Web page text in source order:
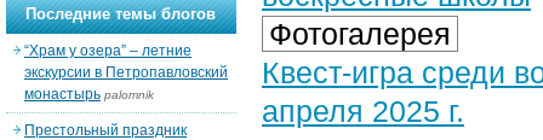
Фотогалерея
Квест-игра среди
апреля 2025 г.
Последние темы блогов
“Храм у озера” – летние
экскурсии в Петропавловский
монастырь palomnik
Престольный праздник